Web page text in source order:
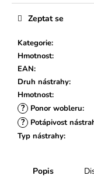
Kategorie:
Hmotnost:
EAN:
Druh nástrahy:
Hmotnost:
? Ponor wobleru:
? Potápivost
Typ nástrahy:
Zeptat se
Popis
r
u
u
m